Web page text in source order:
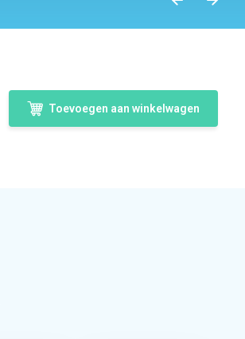
Toevoegen aan winkelwagen